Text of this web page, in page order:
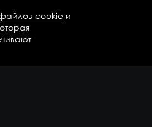
cookie и